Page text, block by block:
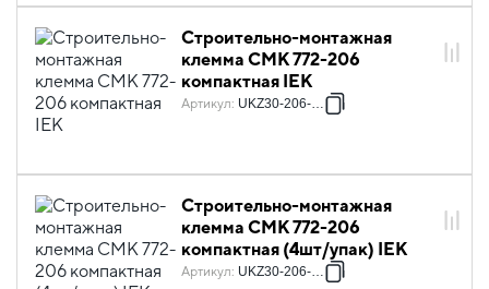
Строительно-монтажная
клемма СМК 772-206
компактная IEK
Артикул: UKZ30-206-001
Строительно-монтажная
клемма СМК 772-206
компактная (4шт/упак) IEK
Артикул: UKZ30-206-004